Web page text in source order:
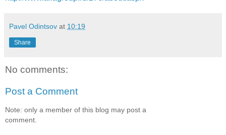
Pavel Odintsov at 10:19
Share
No comments:
Post a Comment
Note: only a member of this blog may post a
comment.